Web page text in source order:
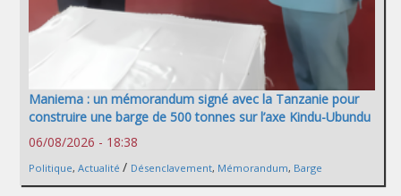
Maniema : un mémorandum signé avec la Tanzanie pour
construire une barge de 500 tonnes sur l’axe Kindu-Ubundu
06/08/2026 - 18:38
Politique, Actualité / Désenclavement, Mémorandum, Barge